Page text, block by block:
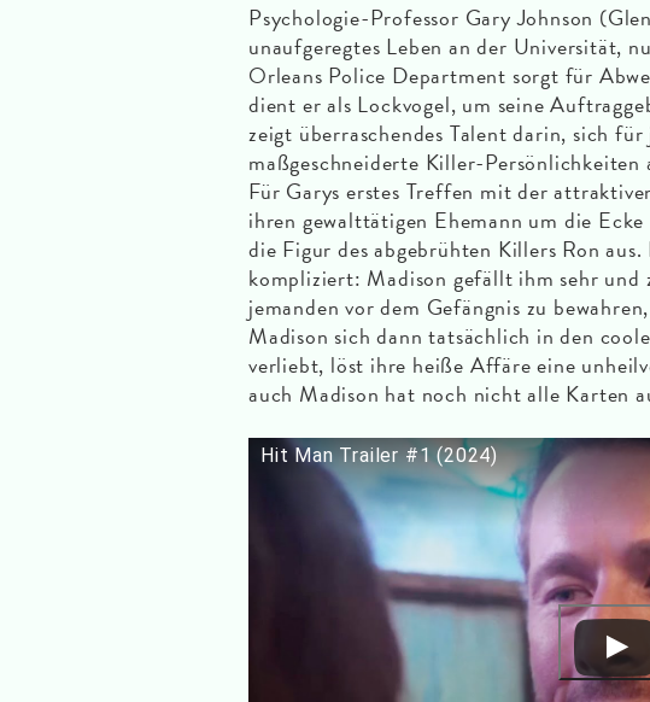
Psychologie-Professor Gary Johnson
unaufgeregtes Leben an der Universität,
Orleans Police Department sorgt für
dient er als Lockvogel, um seine
zeigt überraschendes Talent darin, sich
maßgeschneiderte Killer-Persönlichkeiten
Für Garys erstes Treffen mit der
ihren gewalttätigen Ehemann um die
die Figur des abgebrühten Killers Ron
kompliziert: Madison gefällt ihm sehr und
jemanden vor dem Gefängnis zu
Madison sich dann tatsächlich in den
verliebt, löst ihre heiße Affäre eine
auch Madison hat noch nicht alle Karten
Hit Man Trailer #1 (2024)